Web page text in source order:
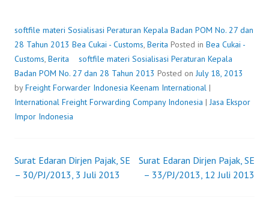
PERATURAN
KEPALA
BADAN
POM
NO.
27
2013
softfile materi Sosialisasi Peraturan Kepala Badan POM No. 27 dan
28 Tahun 2013 Bea Cukai - Customs, Berita Posted in Bea Cukai -
Customs, Berita
softfile materi Sosialisasi Peraturan Kepala
Badan POM No. 27 dan 28 Tahun 2013 Posted onJuly 18, 2013
byFreight Forwarder Indonesia Keenam International |
International Freight Forwarding Company Indonesia |Jasa Ekspor
Impor Indonesia
Post
Surat Edaran Dirjen Pajak, SE
– 30/PJ/2013, 3 Juli 2013
Surat Edaran Dirjen Pajak, SE
– 33/PJ/2013, 12 Juli 2013